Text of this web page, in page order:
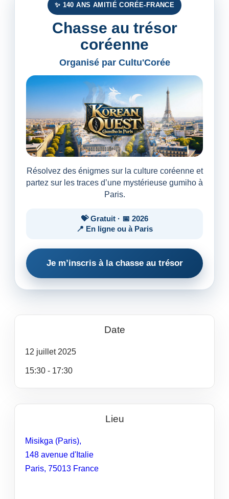
✨ 140 ANS AMITIÉ CORÉE-FRANCE
Chasse au trésor
coréenne
Organisé par Cultu'Corée
Résolvez des énigmes sur la culture coréenne et
partez sur les traces d’une mystérieuse gumiho à
Paris.
💝 Gratuit · 📅 2026
📍 En ligne ou à Paris
Je m’inscris à la chasse au trésor
Date
12 juillet 2025
15:30 - 17:30
Lieu
Misikga (Paris),
148 avenue d'Italie
Paris, 75013 France